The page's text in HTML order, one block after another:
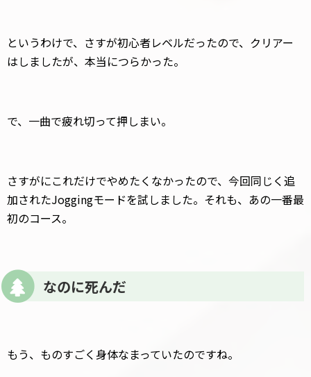
というわけで、さすが初心者レベルだったので、クリアー
はしましたが、本当につらかった。
で、一曲で疲れ切って押しまい。
さすがにこれだけでやめたくなかったので、今回同じく追
加されたJoggingモードを試しました。それも、あの一番最
初のコース。
なのに死んだ
もう、ものすごく身体なまっていたのですね。